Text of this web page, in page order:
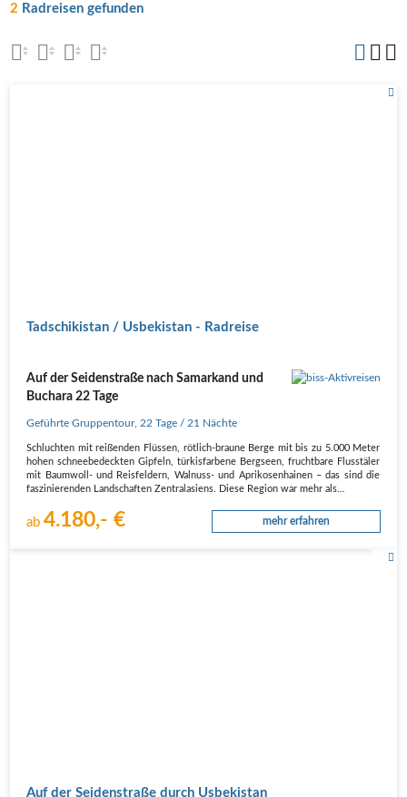
2 Radreisen gefunden
Tadschikistan / Usbekistan - Radreise
Auf der Seidenstraße nach Samarkand und
Buchara 22 Tage
Geführte Gruppentour, 22 Tage / 21 Nächte
Schluchten mit reißenden Flüssen, rötlich-braune Berge mit bis zu 5.000 Meter
hohen schneebedeckten Gipfeln, türkisfarbene Bergseen, fruchtbare Flusstäler
mit Baumwoll- und Reisfeldern, Walnuss- und Aprikosenhainen – das sind die
faszinierenden Landschaften Zentralasiens. Diese Region war mehr als…
ab4.180,- € mehr erfahren
Auf der Seidenstraße durch Usbekistan